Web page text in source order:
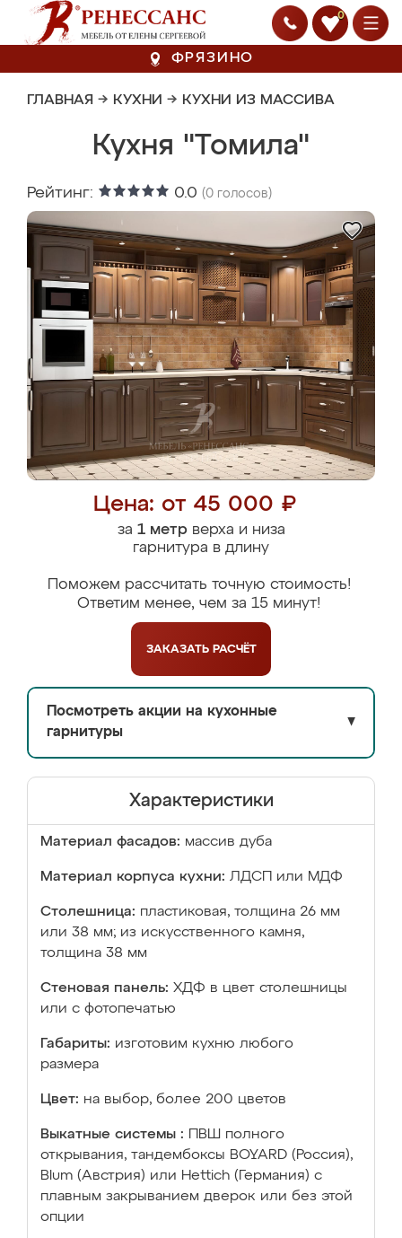
0
ФРЯЗИНО
ГЛАВНАЯ → КУХНИ → КУХНИ ИЗ МАССИВА
Кухня "Томила"
Рейтинг: 0.0 (0 голосов)
Цена: от 45 000 ₽
за 1 метрверха и низа
гарнитура в длину
Поможем рассчитать точную стоимость!
Ответим менее, чем за 15 минут!
ЗАКАЗАТЬ РАСЧЁТ
Посмотреть акции на кухонные
гарнитуры
▼
Характеристики
Материал фасадов: массив дуба
Материал корпуса кухни: ЛДСП или МДФ
Столешница: пластиковая, толщина 26 мм
или 38 мм; из искусственного камня,
толщина 38 мм
Стеновая панель: ХДФ в цвет столешницы
или с фотопечатью
Габариты: изготовим кухню любого
размера
Цвет: на выбор, более 200 цветов
Выкатные системы :
ПВШ полного
открывания, тандембоксы BOYARD (Россия),
Blum (Австрия) или Hettich (Германия) с
плавным закрыванием дверок или без этой
опции